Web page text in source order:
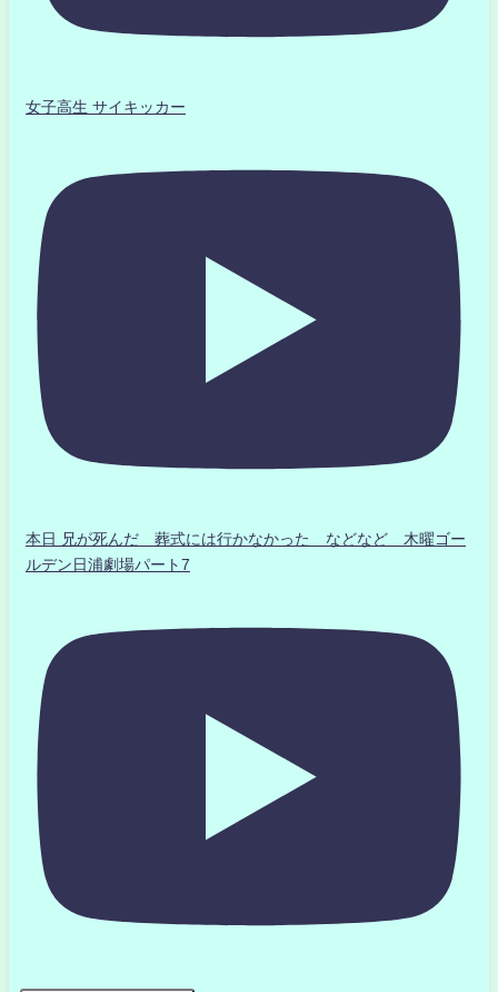
女子高生 サイキッカー
本日 兄が死んだ 葬式には行かなかった などなど 木曜ゴー
ルデン日浦劇場パート7